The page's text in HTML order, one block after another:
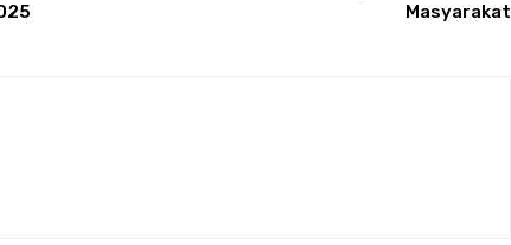
Masyarakat